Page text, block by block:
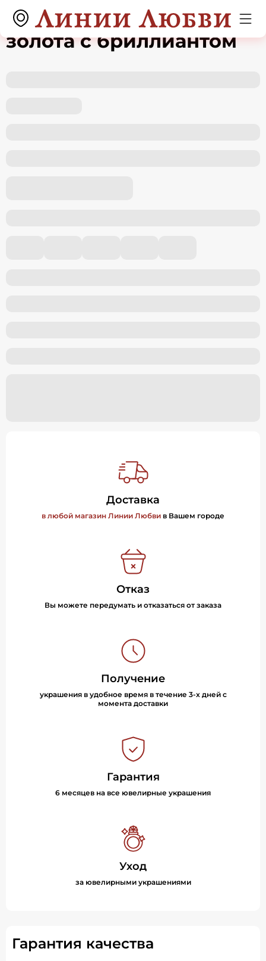
Серьги из красного
золота с бриллиантом
Доставка
в любой магазин Линии Любви в Вашем городе
Отказ
Вы можете передумать и отказаться от заказа
Получение
украшения в удобное время в течение 3-х дней с
момента доставки
Гарантия
6 месяцев на все ювелирные украшения
Уход
за ювелирными украшениями
Гарантия качества